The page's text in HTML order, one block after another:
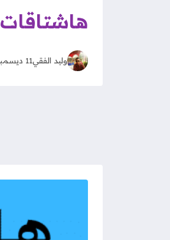
هاشتاقات
وليد الفقي11 ديسمبر 2024 - 1:46م